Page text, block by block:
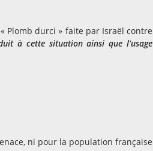
Plomb durci » faite par Israël contre
à cette situation ainsi que l’usage
ni pour la population française